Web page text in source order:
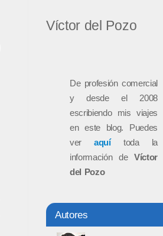
Víctor del Pozo
De profesión comercial
y desde el 2008
escribiendo mis viajes
en este blog. Puedes
veraquítoda la
información de Víctor
del Pozo
Autores